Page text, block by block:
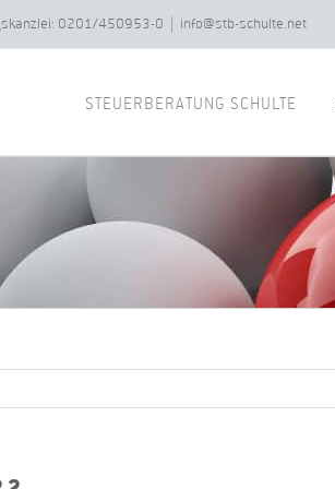
0201/450953-0 info@stb-schulte.net
STEUERBERATUNG SCHULTE